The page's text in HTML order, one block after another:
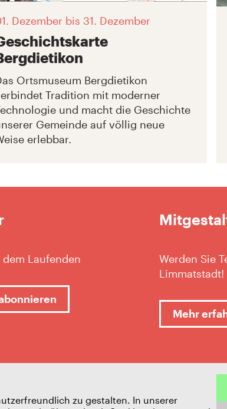
Dezember bis 31. Dezember
Ortsmuseum Bergdietikon
Tradition mit moderner
und macht die Geschichte
Gemeinde auf völlig neue
erlebbar.
Laufenden
Werden Sie
Limmatstadt!
Mehr
zu gestalten. In unserer